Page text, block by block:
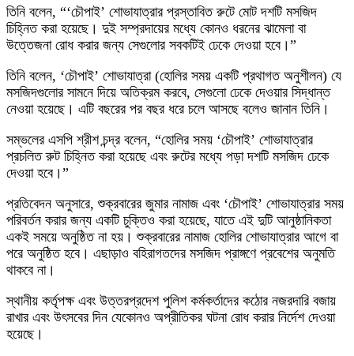
তিনি বলেন, “‘চৌপাই’ শোভাযাত্রার প্রস্তাবিত রুটে মোট দশটি মসজিদ
চিহ্নিত করা হয়েছে। দুই সম্প্রদায়ের মধ্যে কোনও ধরনের ঝামেলা বা
উত্তেজনা রোধ করার জন্য সেগুলোর সবকটিই ঢেকে দেওয়া হবে।”
তিনি বলেন, ‘চৌপাই’ শোভাযাত্রা (হোলির সময় একটি প্রথাগত অনুশীলন) যে
মসজিদগুলোর সামনে দিয়ে অতিক্রম করবে, সেগুলো ঢেকে দেওয়ার সিদ্ধান্ত
নেওয়া হয়েছে। এটি বছরের পর বছর ধরে চলে আসছে বলেও জানান তিনি।
সম্ভলের এসপি শ্রীশ চন্দ্র বলেন, “হোলির সময় ‘চৌপাই’ শোভাযাত্রার
প্রচলিত রুট চিহ্নিত করা হয়েছে এবং রুটের মধ্যে পড়া দশটি মসজিদ ঢেকে
দেওয়া হবে।”
প্রতিবেদন অনুসারে, শুক্রবারের জুমার নামাজ এবং ‘চৌপাই’ শোভাযাত্রার সময়
পরিবর্তন করার জন্য একটি চুক্তিও করা হয়েছে, যাতে এই দুটি আনুষ্ঠানিকতা
একই সময়ে অনুষ্ঠিত না হয়। শুক্রবারের নামাজ হোলির শোভাযাত্রার আগে বা
পরে অনুষ্ঠিত হবে। এছাড়াও বহিরাগতদের মসজিদ প্রাঙ্গণে প্রবেশের অনুমতি
থাকবে না।
স্থানীয় কর্তৃপক্ষ এবং উত্তরপ্রদেশ পুলিশ কর্মকর্তাদের কঠোর নজরদারি বজায়
রাখার এবং উৎসবের দিন যেকোনও অপ্রীতিকর ঘটনা রোধ করার নির্দেশ দেওয়া
হয়েছে।